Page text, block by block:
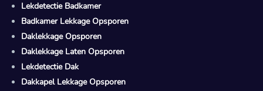
Lekdetectie Badkamer
Badkamer Lekkage Opsporen
Daklekkage Opsporen
Daklekkage Laten Opsporen
Lekdetectie Dak
Dakkapel Lekkage Opsporen